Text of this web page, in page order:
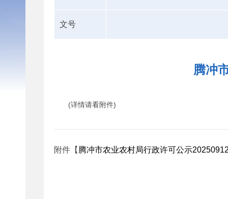
文号
腾冲
(详情请看附件)
附件【 腾冲市农业农村局行政许可公示